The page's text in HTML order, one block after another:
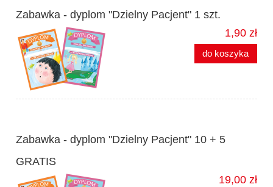
Zabawka - dyplom "Dzielny Pacjent" 1 szt.
1,90 zł
do koszyka
Zabawka - dyplom "Dzielny Pacjent" 10 + 5
GRATIS
19,00 zł